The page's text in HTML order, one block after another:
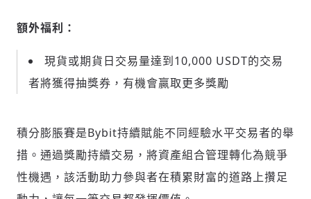
額外福利：
現貨或期貨日交易量達到10,000 USDT的交易
者將獲得抽獎券，有機會贏取更多獎勵
積分膨脹賽是Bybit持續賦能不同經驗水平交易者的舉
措 。通過獎勵持續交易，將資產組合管理轉化為競爭
性機遇，該活動助力參與者在積累財富的道路上攢足